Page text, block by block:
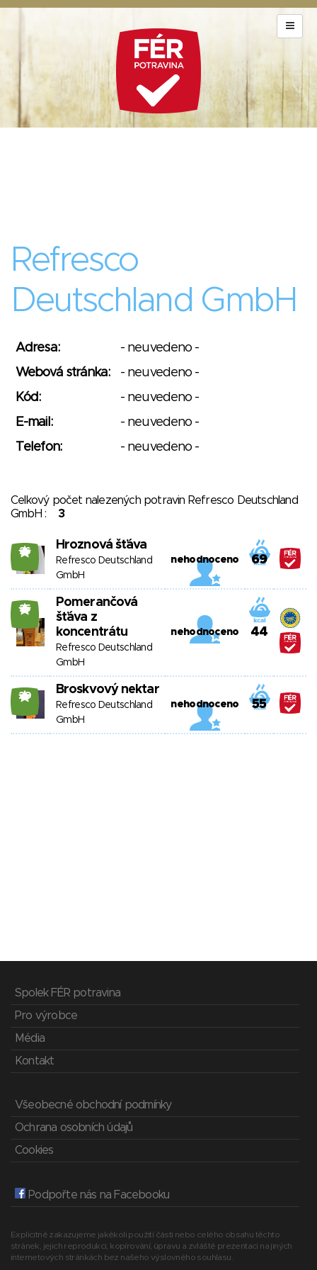
Refresco
Deutschland GmbH
Adresa:
- neuvedeno -
Webová stránka:
- neuvedeno -
Kód:
- neuvedeno -
E-mail:
- neuvedeno -
Telefon:
- neuvedeno -
Celkový počet nalezených potravin Refresco Deutschland
GmbH : 3
26 Hroznová šťáva
Refresco Deutschland
GmbH
nehodnoceno 69
25
Pomerančová
šťáva z
koncentrátu
Refresco Deutschland
GmbH
nehodnoceno 44
20 Broskvový nektar
Refresco Deutschland
GmbH
nehodnoceno 55
Spolek FÉR potravina
Pro výrobce
Média
Kontakt
Všeobecné obchodní podmínky
Ochrana osobních údajů
Cookies
Podpořte nás na Facebooku
Explicitně zakazujeme jakékoli použití části nebo celého obsahu těchto
stránek, jejich reprodukci, kopírování, úpravu a zvláště prezentaci na jiných
internetových stránkách bez našeho výslovného souhlasu.